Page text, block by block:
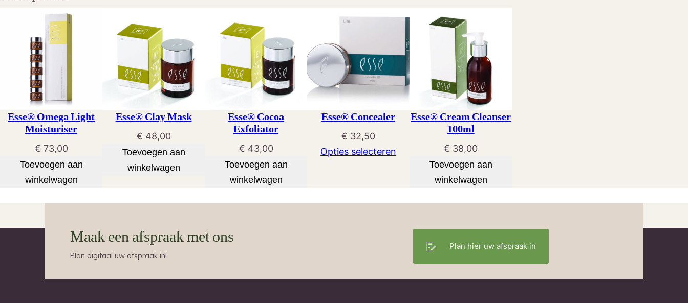
Esse® Omega Light
Moisturiser
€ 73,00
Toevoegen aan
winkelwagen
Esse® Clay Mask
€ 48,00
Toevoegen aan
winkelwagen
Esse® Cocoa
Exfoliator
€ 43,00
Toevoegen aan
winkelwagen
Esse® Concealer
€ 32,50
Opties selecteren
Esse® Cream Cleanser
100ml
€ 38,00
Toevoegen aan
winkelwagen
Maak een afspraak met ons
Plan digitaal uw afspraak in!
Plan hier uw afspraak in